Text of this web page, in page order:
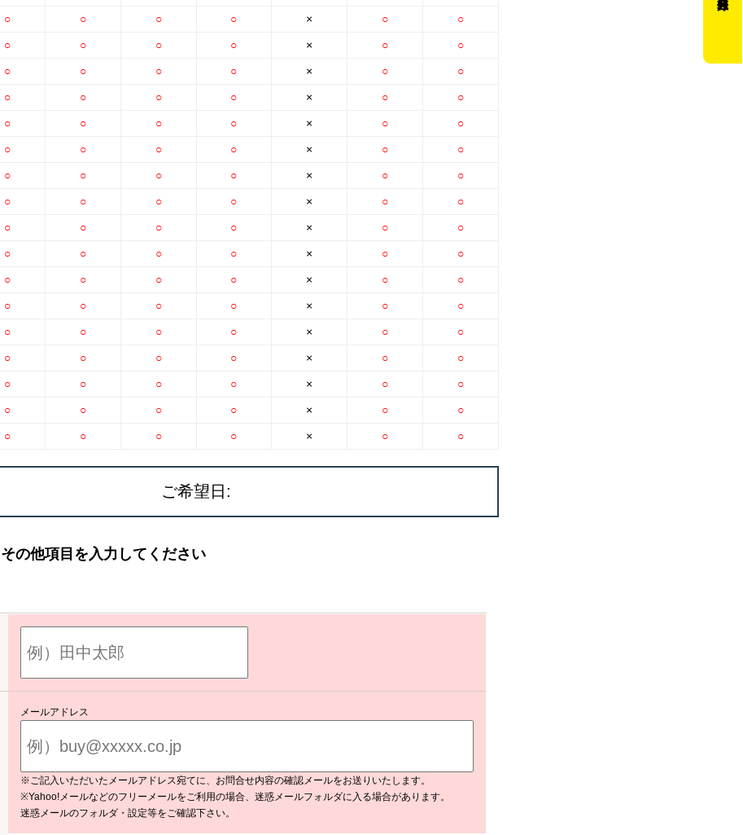
○
○
○
○
○
○
○
○
○
○
○
○
○
○
○
○
○
○
○
○
○
○
○
○
○
○
○
○
○
○
○
○
○
○
○
○
○
○
○
○
○
○
○
○
○
○
○
○
○
○
○
○
○
○
○
○
○
○
○
○
○
○
○
○
○
○
○
○
×
×
×
×
×
×
×
×
×
×
×
×
×
×
×
×
×
○
○
○
○
○
○
○
○
○
○
○
○
○
○
○
○
○
○
○
○
○
○
○
○
○
○
○
○
○
○
○
○
○
○
ご希望日:
その他項目を入力してください
メールアドレス
※ご記入いただいたメールアドレス宛てに、お問合せ内容の確認メールをお送りいたします。
※Yahoo!メールなどのフリーメールをご利用の場合、迷惑メールフォルダに入る場合があります。
迷惑メールのフォルダ・設定等をご確認下さい。